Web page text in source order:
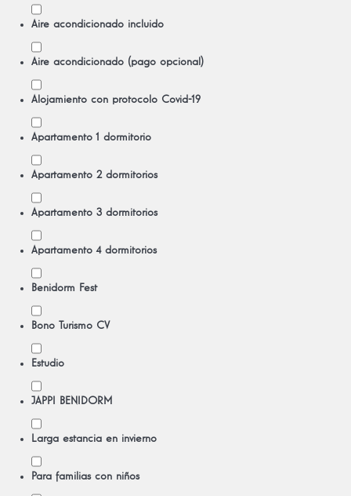
Aire acondicionado incluido
Aire acondicionado (pago opcional)
Alojamiento con protocolo Covid-19
Apartamento 1 dormitorio
Apartamento 2 dormitorios
Apartamento 3 dormitorios
Apartamento 4 dormitorios
Benidorm Fest
Bono Turismo CV
Estudio
JAPPI BENIDORM
Larga estancia en invierno
Para familias con niños